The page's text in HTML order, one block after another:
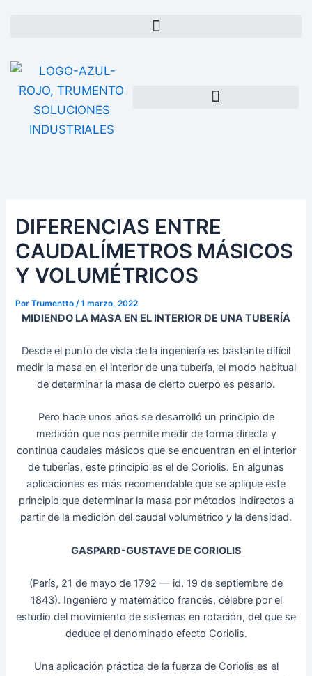
DIFERENCIAS ENTRE
CAUDALÍMETROS MÁSICOS
Y VOLUMÉTRICOS
PorTrumentto /1 marzo, 2022
MIDIENDO LA MASA EN EL INTERIOR DE UNA TUBERÍA
Desde el punto de vista de la ingeniería es bastante difícil
medir la masa en el interior de una tubería, el modo habitual
de determinar la masa de cierto cuerpo es pesarlo.
Pero hace unos años se desarrolló un principio de
medición que nos permite medir de forma directa y
continua caudales másicos que se encuentran en el interior
de tuberías, este principio es el de Coriolis. En algunas
aplicaciones es más recomendable que se aplique este
principio que determinar la masa por métodos indirectos a
partir de la medición del caudal volumétrico y la densidad.
GASPARD-GUSTAVE DE CORIOLIS
(París, 21 de mayo de 1792 — id. 19 de septiembre de
1843). Ingeniero y matemático francés, célebre por el
estudio del movimiento de sistemas en rotación, del que se
deduce el denominado efecto Coriolis.
Una aplicación práctica de la fuerza de Coriolis es el